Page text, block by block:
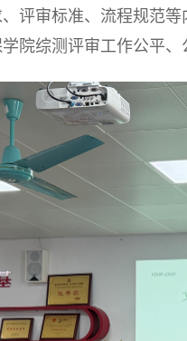
评审标准、流程规范
院综测评审工作公平、